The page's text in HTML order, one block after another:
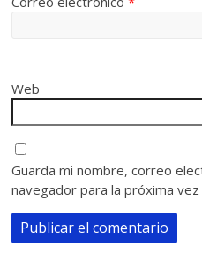
Web
Guarda mi nombre, correo
navegador para la próxima